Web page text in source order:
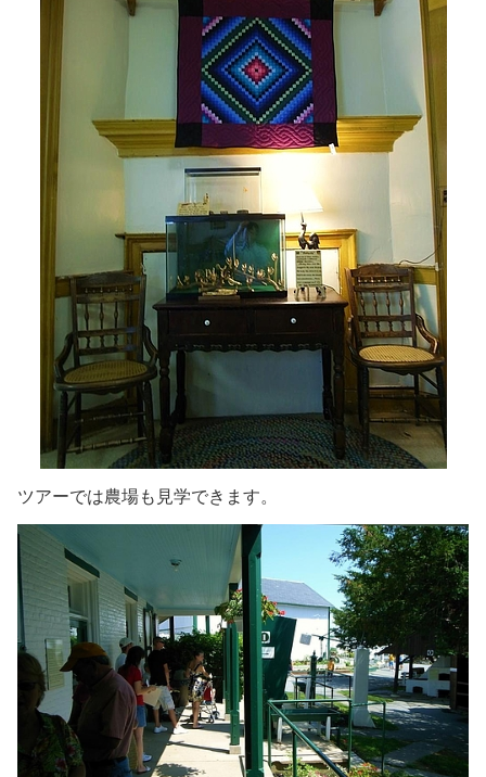
ツアーでは農場も見学できます。